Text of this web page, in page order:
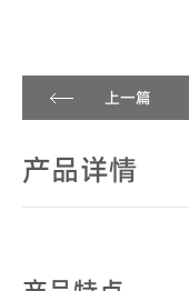
上一篇
产品详情